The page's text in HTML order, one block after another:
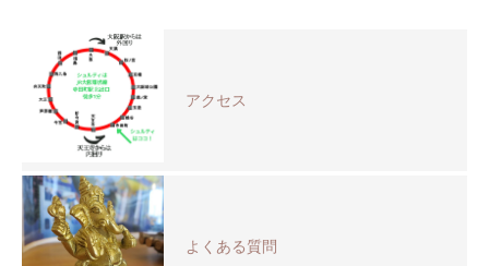
アクセス
よくある質問